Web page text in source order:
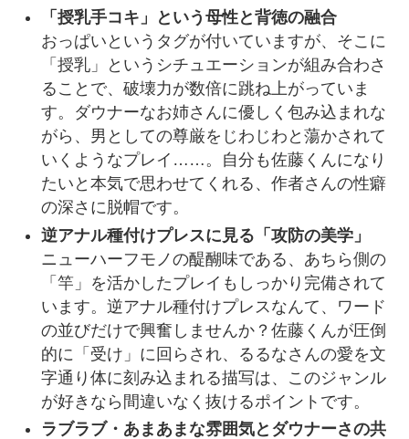
「授乳手コキ」という母性と背徳の融合
おっぱいというタグが付いていますが、そこに
「授乳」というシチュエーションが組み合わさ
ることで、破壊力が数倍に跳ね上がっていま
す。ダウナーなお姉さんに優しく包み込まれな
がら、男としての尊厳をじわじわと蕩かされて
いくようなプレイ……。自分も佐藤くんになり
たいと本気で思わせてくれる、作者さんの性癖
の深さに脱帽です。
逆アナル種付けプレスに見る「攻防の美学」
ニューハーフモノの醍醐味である、あちら側の
「竿」を活かしたプレイもしっかり完備されて
います。逆アナル種付けプレスなんて、ワード
の並びだけで興奮しませんか？佐藤くんが圧倒
的に「受け」に回らされ、るるなさんの愛を文
字通り体に刻み込まれる描写は、このジャンル
が好きなら間違いなく抜けるポイントです。
ラブラブ・あまあまな雰囲気とダウナーさの共